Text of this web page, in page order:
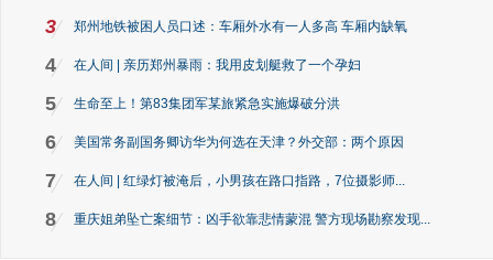
3 郑州地铁被困人员口述：车厢外水有一人多高 车厢内缺氧
4 在人间 | 亲历郑州暴雨：我用皮划艇救了一个孕妇
5 生命至上！第83集团军某旅紧急实施爆破分洪
6 美国常务副国务卿访华为何选在天津？外交部：两个原因
7 在人间 | 红绿灯被淹后，小男孩在路口指路，7位摄影师...
8 重庆姐弟坠亡案细节：凶手欲靠悲情蒙混 警方现场勘察发现...